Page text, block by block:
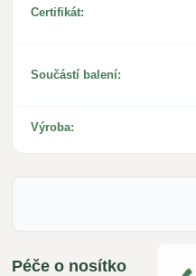
Certifikát:
Součástí balení:
Výroba:
Péče o nosítko